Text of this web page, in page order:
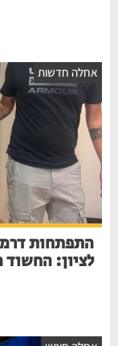
חדשות
התפתחות
לציון: החשוד